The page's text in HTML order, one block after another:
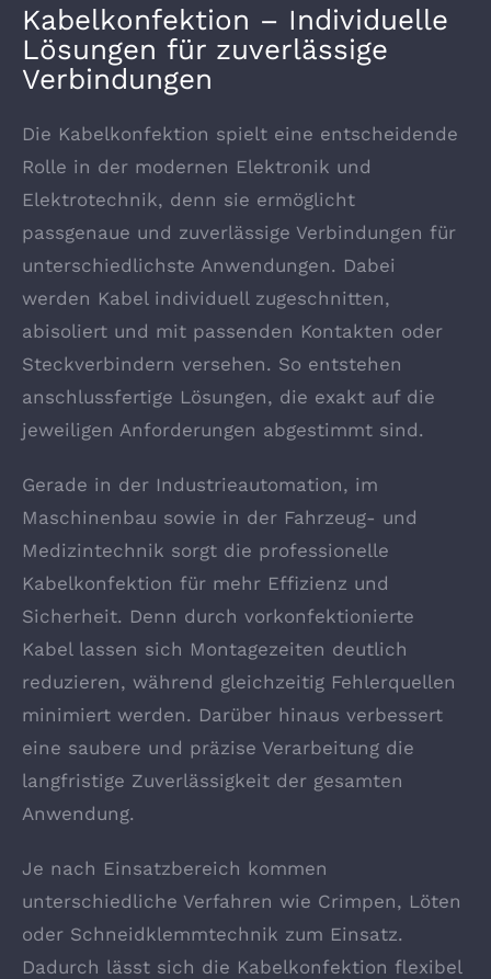
Kabelkonfektion – Individuelle
Lösungen für zuverlässige
Verbindungen
Die Kabelkonfektion spielt eine entscheidende
Rolle in der modernen Elektronik und
Elektrotechnik, denn sie ermöglicht
passgenaue und zuverlässige Verbindungen für
unterschiedlichste Anwendungen. Dabei
werden Kabel individuell zugeschnitten,
abisoliert und mit passenden Kontakten oder
Steckverbindern versehen. So entstehen
anschlussfertige Lösungen, die exakt auf die
jeweiligen Anforderungen abgestimmt sind.
Gerade in der Industrieautomation, im
Maschinenbau sowie in der Fahrzeug- und
Medizintechnik sorgt die professionelle
Kabelkonfektion für mehr Effizienz und
Sicherheit. Denn durch vorkonfektionierte
Kabel lassen sich Montagezeiten deutlich
reduzieren, während gleichzeitig Fehlerquellen
minimiert werden. Darüber hinaus verbessert
eine saubere und präzise Verarbeitung die
langfristige Zuverlässigkeit der gesamten
Anwendung.
Je nach Einsatzbereich kommen
unterschiedliche Verfahren wie Crimpen, Löten
oder Schneidklemmtechnik zum Einsatz.
Dadurch lässt sich die Kabelkonfektion flexibel